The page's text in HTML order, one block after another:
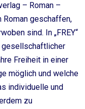
– Roman –
Roman geschaffen,
sind. In „FREY“
gesellschaftlicher
Freiheit in einer
möglich und welche
individuelle und
zu